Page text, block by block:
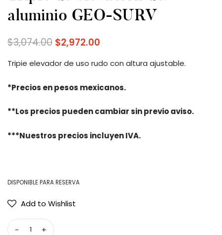
aluminio GEO-SURV
$3,074.00 $2,972.00
Tripie elevador de uso rudo con altura ajustable.
*Precios en pesos mexicanos.
**Los precios pueden cambiar sin previo aviso.
***Nuestros precios incluyen IVA.
DISPONIBLE PARA RESERVA
Add to Wishlist